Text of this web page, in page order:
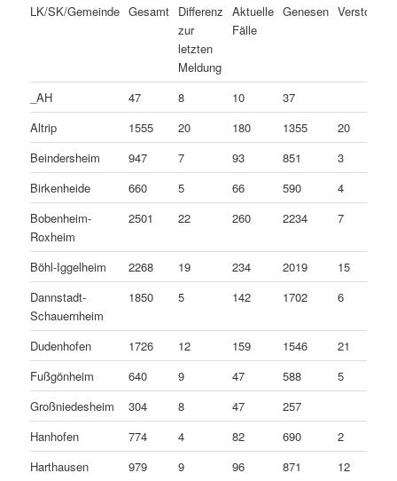
LK/SK/Gemeinde Gesamt Differenz
zur
letzten
Meldung
Aktuelle
Fälle
Genesen Verstorben
_AH 47 8 10
37
Altrip
1555 20 180 1355
20
Beindersheim
947 7 93 851
3
Birkenheide
660 5 66 590
4
Bobenheim-
Roxheim
2501 22 260 2234 7
Böhl-Iggelheim 2268 19 234 2019
15
Dannstadt-
Schauernheim
1850 5 142 1702 6
Dudenhofen 1726 12 159 1546
21
Fußgönheim
640 9 47 588
5
Großniedesheim
304 8 47
257
Hanhofen
774 4 82 690
2
Harthausen
979 9 96 871
12